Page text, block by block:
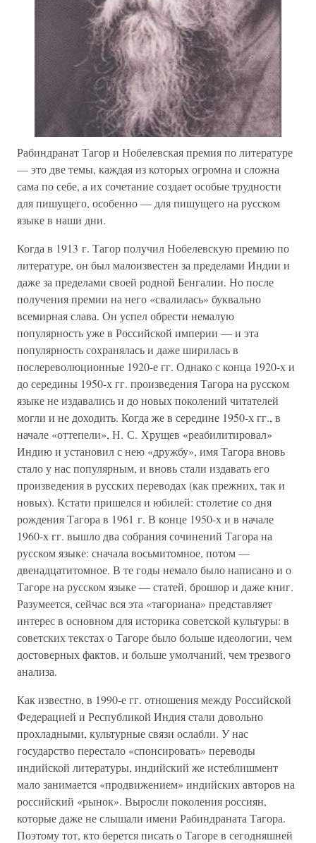
Рабиндранат Тагор и Нобелевская премия по литературе
— это две темы, каждая из которых огромна и сложна
сама по себе, а их сочетание создает особые трудности
для пишущего, особенно — для пишущего на русском
языке в наши дни.
Когда в 1913 г. Тагор получил Нобелевскую премию по
литературе, он был малоизвестен за пределами Индии и
даже за пределами своей родной Бенгалии. Но после
получения премии на него «свалилась» буквально
всемирная слава. Он успел обрести немалую
популярность уже в Российской империи — и эта
популярность сохранялась и даже ширилась в
послереволюционные 1920-е гг. Однако с конца 1920-х и
до середины 1950-х гг. произведения Тагора на русском
языке не издавались и до новых поколений читателей
могли и не доходить. Когда же в середине 1950-х гг., в
начале «оттепели», Н. С. Хрущев «реабилитировал»
Индию и установил с нею «дружбу», имя Тагора вновь
стало у нас популярным, и вновь стали издавать его
произведения в русских переводах (как прежних, так и
новых). Кстати пришелся и юбилей: столетие со дня
рождения Тагора в 1961 г. В конце 1950-х и в начале
1960-х гг. вышло два собрания сочинений Тагора на
русском языке: сначала восьмитомное, потом —
двенадцатитомное. В те годы немало было написано и о
Тагоре на русском языке — статей, брошюр и даже книг.
Разумеется, сейчас вся эта «тагориана» представляет
интерес в основном для историка советской культуры: в
советских текстах о Тагоре было больше идеологии, чем
достоверных фактов, и больше умолчаний, чем трезвого
анализа.
Как известно, в 1990-е гг. отношения между Российской
Федерацией и Республикой Индия стали довольно
прохладными, культурные связи ослабли. У нас
государство перестало «спонсировать» переводы
индийской литературы, индийский же истеблишмент
мало занимается «продвижением» индийских авторов на
российский «рынок». Выросли поколения россиян,
которые даже не слышали имени Рабиндраната Тагора.
Поэтому тот, кто берется писать о Тагоре в сегодняшней